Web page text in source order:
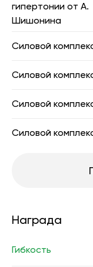
гипертонии от А.
Шишонина
Силовой
Силовой
Силовой
Силовой
Награда
Гибкость